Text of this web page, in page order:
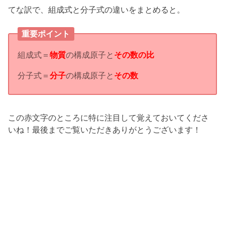
てな訳で、組成式と分子式の違いをまとめると。
重要ポイント
組成式＝物質の構成原子と その数の比
分子式＝分子の構成原子と その数
この赤文字のところに特に注目して覚えておいてくださ
いね！最後までご覧いただきありがとうございます！